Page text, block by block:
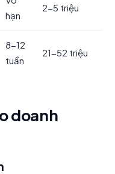
hạn
2-5 triệu
8-12
tuần
21-52 triệu
doanh